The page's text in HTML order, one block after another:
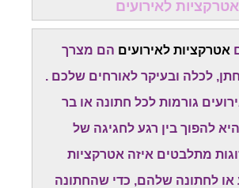
לאירועים
אטרקציות לאירועים הם מצרך
לכלה ובעיקר לאורחים שלכם .
גורמות לכל חתונה או בר
להפוך בין רגע לחגיגה של
מתלבטים איזה אטרקציות
או לחתונה שלהם, כדי שהחתונה